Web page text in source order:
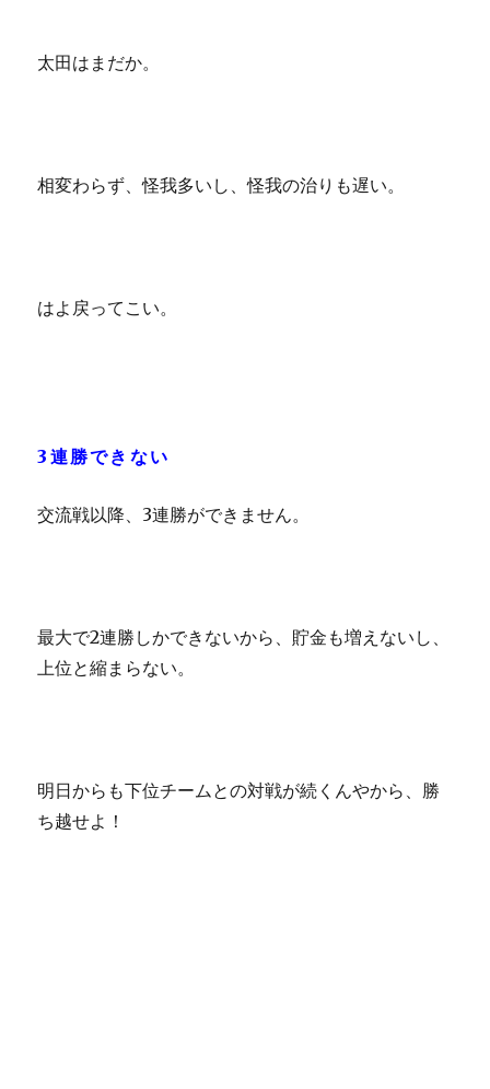
太田はまだか。
相変わらず、怪我多いし、怪我の治りも遅い。
はよ戻ってこい。
3連勝できない
交流戦以降、3連勝ができません。
最大で2連勝しかできないから、貯金も増えないし、
上位と縮まらない。
明日からも下位チームとの対戦が続くんやから、勝
ち越せよ！